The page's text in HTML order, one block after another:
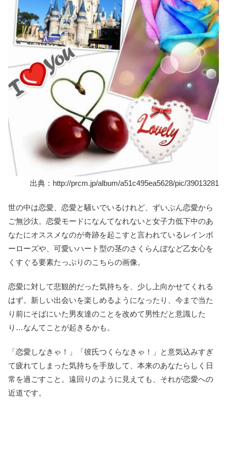
出典：http://prcm.jp/album/a51c495ea5628/pic/39013281
世の中は恋愛、恋愛と騒いでいるけれど、ずいぶん恋愛から
ご無沙汰。恋愛モードになんてなれないと女子力低下中のあ
なたにオススメなのが奇跡を起こすと言われているレインボ
ーローズや、可愛いハート型の茎のさくらんぼなど乙女心を
くすぐる要素たっぷりのこちらの画像。
恋愛に対して悲観的だった気持ちを、少し上向かせてくれる
はず。新しい出会いを楽しめるようになったり、今まで当た
り前にそばにいた男友達のことを改めて男性だと意識した
り…なんてことが起きるかも。
「恋愛しなきゃ！」「彼氏つくらなきゃ！」と意気込みすぎ
て疲れてしまった気持ちを手放して、本来のあなたらしく日
常を過ごすこと。遠回りのように見えても、それが恋愛への
近道です。